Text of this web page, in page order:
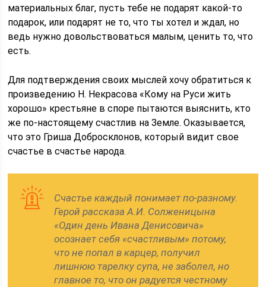
материальных благ, пусть тебе не подарят какой-то
подарок, или подарят не то, что ты хотел и ждал, но
ведь нужно довольствоваться малым, ценить то, что
есть.
Для подтверждения своих мыслей хочу обратиться к
произведению Н. Некрасова «Кому на Руси жить
хорошо» крестьяне в споре пытаются выяснить, кто
же по-настоящему счастлив на Земле. Оказывается,
что это Гриша Добросклонов, который видит свое
счастье в счастье народа.
Счастье каждый понимает по-разному.
Герой рассказа А.И. Солженицына
«Один день Ивана Денисовича»
осознает себя «счастливым» потому,
что не попал в карцер, получил
лишнюю тарелку супа, не заболел, но
главное то, что он радуется честному